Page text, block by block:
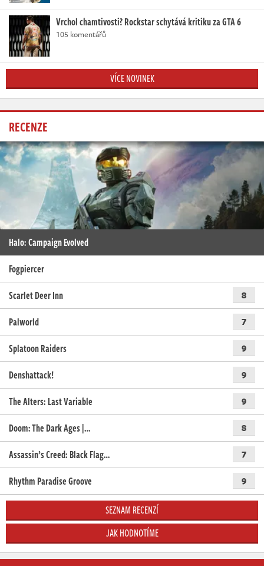
Vrchol chamtivosti? Rockstar schytává kritiku za GTA 6
105 komentářů
VÍCE NOVINEK
RECENZE
Halo: Campaign Evolved
Fogpiercer
Scarlet Deer Inn
8
Palworld 7
Splatoon Raiders 9
Denshattack! 9
The Alters: Last Variable 9
Doom: The Dark Ages |… 8
Assassin’s Creed: Black Flag… 7
Rhythm Paradise Groove 9
SEZNAM RECENZÍ
JAK HODNOTÍME